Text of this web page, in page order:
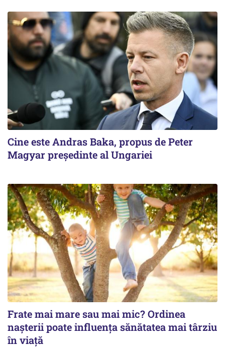
Cine este Andras Baka, propus de Peter
Magyar președinte al Ungariei
Frate mai mare sau mai mic? Ordinea
nașterii poate influența sănătatea mai târziu
în viață